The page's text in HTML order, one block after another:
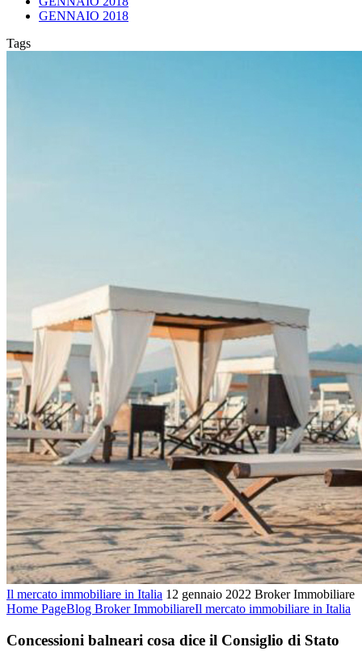
GENNAIO 2018
Tags
Il mercato immobiliare in Italia 12 gennaio 2022 Broker Immobiliare
Home PageBlog Broker ImmobiliareIl mercato immobiliare in Italia
Concessioni balneari cosa dice il Consiglio di Stato